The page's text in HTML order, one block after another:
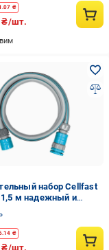
₴
₴/шт.
набор Cellfast
1,5 м надежный и
для дома и сада
₴
₴/шт.